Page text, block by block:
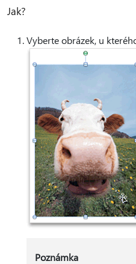
Jak?
Vyberte obrázek, u
Poznámka